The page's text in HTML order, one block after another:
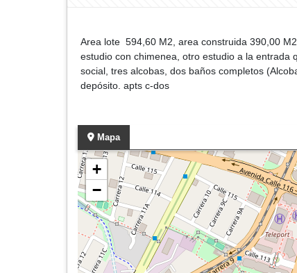
Area lote 594,60 M2, area construida 390,00
estudio con chimenea, otro estudio a la entrada
social, tres alcobas, dos baños completos
depósito. apts c-dos
Mapa
+
−